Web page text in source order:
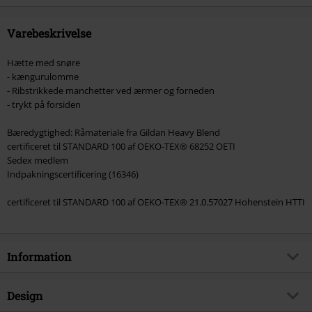
Varebeskrivelse
Hætte med snøre
- kængurulomme
- Ribstrikkede manchetter ved ærmer og forneden
- trykt på forsiden
Bæredygtighed: Råmateriale fra Gildan Heavy Blend
certificeret til STANDARD 100 af OEKO-TEX® 68252 OETI
Sedex medlem
Indpakningscertificering (16346)
certificeret til STANDARD 100 af OEKO-TEX® 21.0.57027 Hohenstein HTTI
Information
Artikelnr.
Design